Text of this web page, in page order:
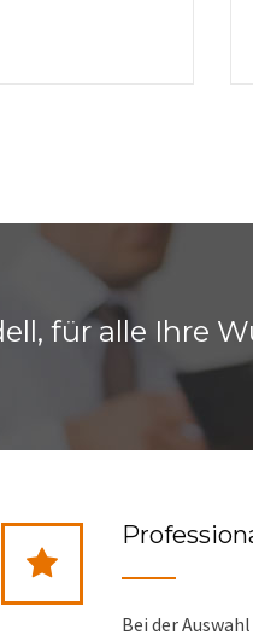
für alle Ihre
Bei der